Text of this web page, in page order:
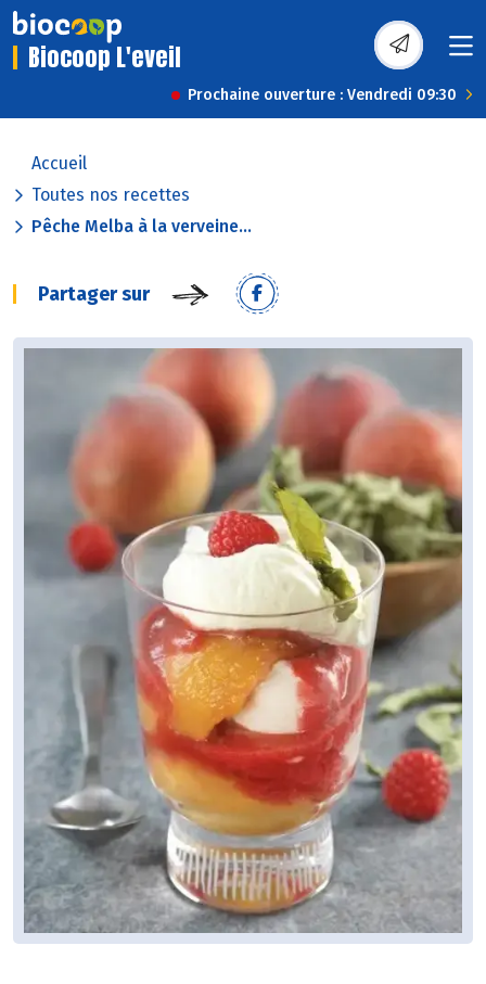
Biocoop L'eveil
Prochaine ouverture : Vendredi 09:30
Accueil
Toutes nos recettes
Pêche Melba à la verveine...
Partager sur